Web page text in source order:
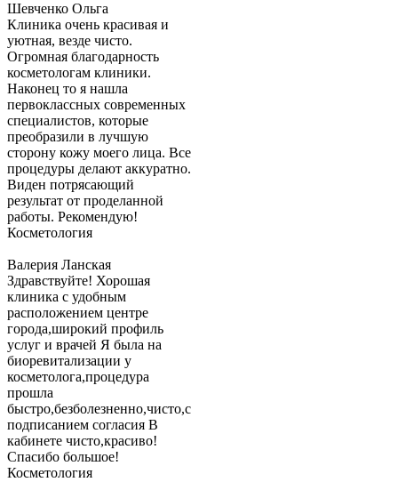
Шевченко Ольга
Клиника очень красивая и
уютная, везде чисто.
Огромная благодарность
косметологам клиники.
Наконец то я нашла
первоклассных современных
специалистов, которые
преобразили в лучшую
сторону кожу моего лица. Все
процедуры делают аккуратно.
Виден потрясающий
результат от проделанной
работы. Рекомендую!
Косметология
Валерия Ланская
Здравствуйте! Хорошая
клиника с удобным
расположением центре
города,широкий профиль
услуг и врачей Я была на
биоревитализации у
косметолога,процедура
прошла
быстро,безболезненно,чисто,с
подписанием согласия В
кабинете чисто,красиво!
Спасибо большое!
Косметология